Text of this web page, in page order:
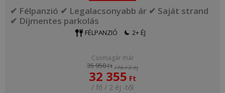
Csomagár már
35 950Ft / fő / 2 éj
32 355 Ft
/ fő / 2 éj -től
✔ Félpanzió ✔ Legalacsonyabb ár ✔ Saját strand
✔ Díjmentes parkolás
FÉLPANZIÓ 2+ ÉJ